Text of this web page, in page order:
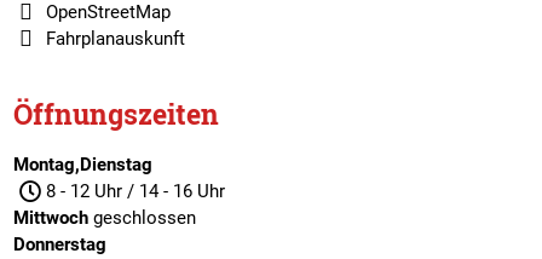
OpenStreetMap
Fahrplanauskunft
Öffnungszeiten
Montag,Dienstag
8 - 12 Uhr / 14 - 16 Uhr
Mittwochgeschlossen
Donnerstag